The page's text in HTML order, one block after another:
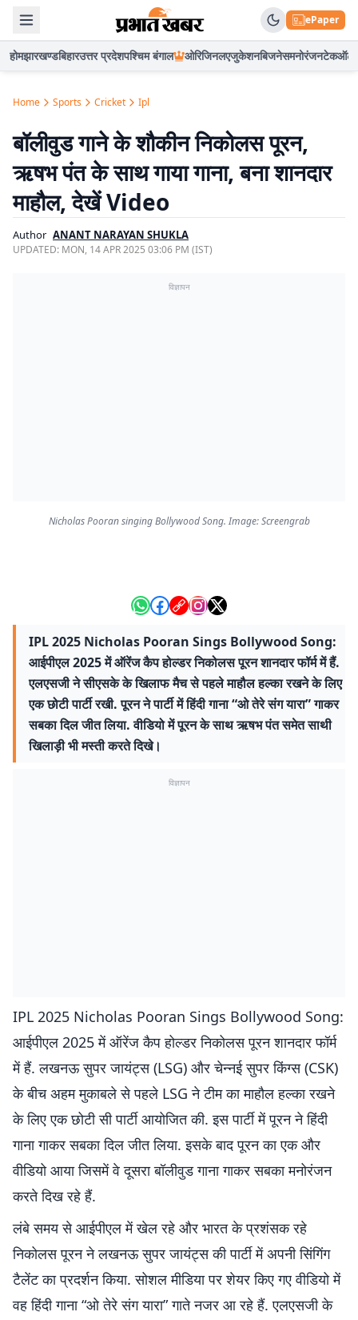
ePaper
होमझारखण्डबिहारउत्तर प्रदेशपश्चिम बंगाल ओरिजिनलएजुकेशनबिजनेसमनोरंजनटेकऑटो
Home Sports Cricket Ipl
बॉलीवुड गाने के शौकीन निकोलस पूरन,
ऋषभ पंत के साथ गाया गाना, बना शानदार
माहौल, देखें Video
Author ANANT NARAYAN SHUKLA
UPDATED: MON, 14 APR 2025 03:06 PM (IST)
विज्ञापन
Nicholas Pooran singing Bollywood Song. Image: Screengrab
IPL 2025 Nicholas Pooran Sings Bollywood Song:
आईपीएल 2025 में ऑरेंज कैप होल्डर निकोलस पूरन शानदार फॉर्म में हैं.
एलएसजी ने सीएसके के खिलाफ मैच से पहले माहौल हल्का रखने के लिए
एक छोटी पार्टी रखी. पूरन ने पार्टी में हिंदी गाना “ओ तेरे संग यारा” गाकर
सबका दिल जीत लिया. वीडियो में पूरन के साथ ऋषभ पंत समेत साथी
खिलाड़ी भी मस्ती करते दिखे।
विज्ञापन
IPL 2025 Nicholas Pooran Sings Bollywood Song:
आईपीएल 2025 में ऑरेंज कैप होल्डर निकोलस पूरन शानदार फॉर्म
में हैं. लखनऊ सुपर जायंट्स (LSG) और चेन्नई सुपर किंग्स (CSK)
के बीच अहम मुकाबले से पहले LSG ने टीम का माहौल हल्का रखने
के लिए एक छोटी सी पार्टी आयोजित की. इस पार्टी में पूरन ने हिंदी
गाना गाकर सबका दिल जीत लिया. इसके बाद पूरन का एक और
वीडियो आया जिसमें वे दूसरा बॉलीवुड गाना गाकर सबका मनोरंजन
करते दिख रहे हैं.
लंबे समय से आईपीएल में खेल रहे और भारत के प्रशंसक रहे
निकोलस पूरन ने लखनऊ सुपर जायंट्स की पार्टी में अपनी सिंगिंग
टैलेंट का प्रदर्शन किया. सोशल मीडिया पर शेयर किए गए वीडियो में
वह हिंदी गाना “ओ तेरे संग यारा” गाते नजर आ रहे हैं. एलएसजी के